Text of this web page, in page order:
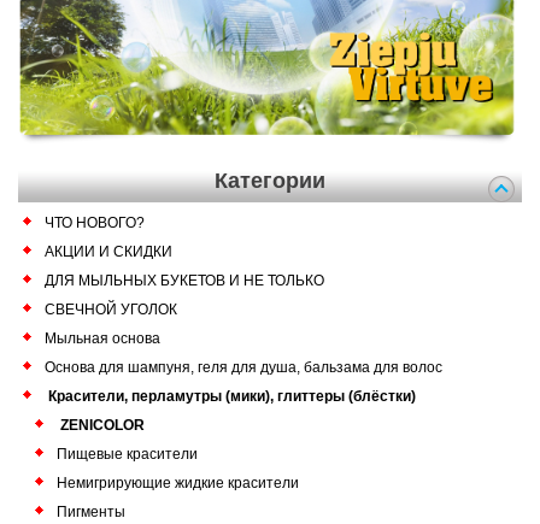
Категории
ЧТО НОВОГО?
АКЦИИ И СКИДКИ
ДЛЯ МЫЛЬНЫХ БУКЕТОВ И НЕ ТОЛЬКО
СВЕЧНОЙ УГОЛОК
Мыльная основа
Основа для шампуня, геля для душа, бальзама для волос
Красители, перламутры (мики), глиттеры (блёстки)
ZENICOLOR
Пищевые красители
Немигрирующие жидкие красители
Пигменты